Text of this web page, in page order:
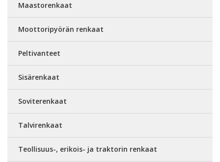
Maastorenkaat
Moottoripyörän renkaat
Peltivanteet
Sisärenkaat
Soviterenkaat
Talvirenkaat
Teollisuus-, erikois- ja traktorin renkaat